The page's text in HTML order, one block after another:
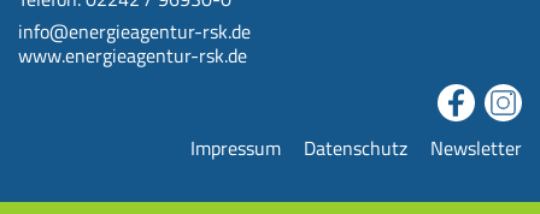
info@energieagentur-rsk.de
www.energieagentur-rsk.de
Impressum Datenschutz Newsletter